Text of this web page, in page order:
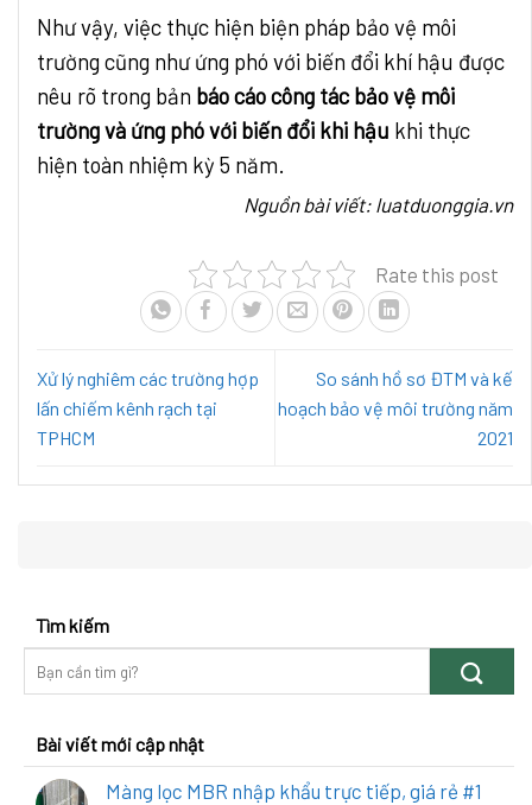
Như vậy, việc thực hiện biện pháp bảo vệ môi
trường cũng như ứng phó với biến đổi khí hậu được
nêu rõ trong bản báo cáo công tác bảo vệ môi
trường và ứng phó với biến đổi khi hậu khi thực
hiện toàn nhiệm kỳ 5 năm.
Nguồn bài viết: luatduonggia.vn
Rate this post
Xử lý nghiêm các trường hợp
lấn chiếm kênh rạch tại
TPHCM
So sánh hồ sơ ĐTM và kế
hoạch bảo vệ môi trường năm
2021
Tìm kiếm
Bài viết mới cập nhật
Màng lọc MBR nhập khẩu trực tiếp, giá rẻ #1